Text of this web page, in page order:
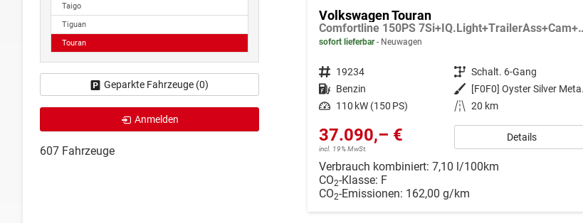
Volkswagen Touran
Comfortline 150PS
sofort lieferbar Neuwagen
Fahrzeugnr. 19234 Getriebe Schalt. 6-Gang
Kraftstoff Benzin Außenfarbe
Leistung 110 kW (150 PS) Kilometerstand 20 km
37.090,– €
incl. 19% MwSt.
Details
Verbrauch kombiniert: 7,10 l/100km
CO2-Klasse: F
CO2-Emissionen: 162,00 g/km
Taigo
Tiguan
Touran
Geparkte Fahrzeuge (0)
Anmelden
607 Fahrzeuge